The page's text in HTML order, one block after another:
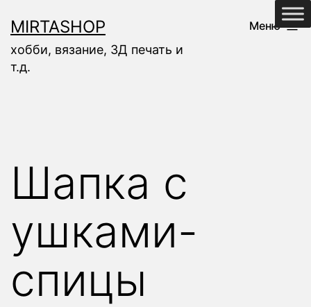
содержимому
MIRTASHOP
хобби, вязание, 3Д печать и
т.д.
Меню
Шапка с
ушками-
спицы